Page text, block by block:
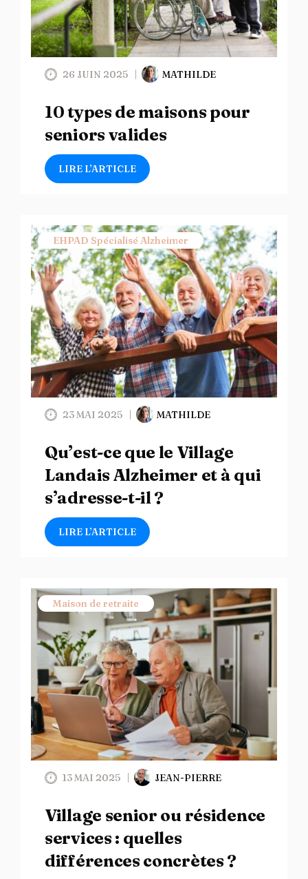
26 JUIN 2025 MATHILDE
10 types de maisons pour
seniors valides
LIRE L’ARTICLE
EHPAD Spécialisé Alzheimer
23 MAI 2025 MATHILDE
Qu’est-ce que le Village
Landais Alzheimer et à qui
s’adresse-t-il ?
LIRE L’ARTICLE
Maison de retraite
13 MAI 2025 JEAN-PIERRE
Village senior ou résidence
services : quelles
différences concrètes ?